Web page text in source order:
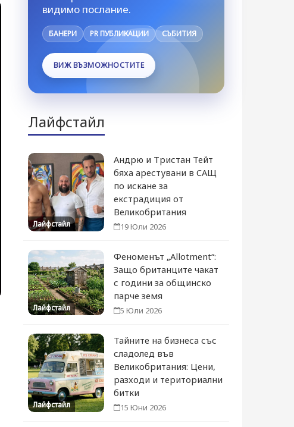
видимо послание.
БАНЕРИ PR ПУБЛИКАЦИИ СЪБИТИЯ
ВИЖ ВЪЗМОЖНОСТИТЕ
Лайфстайл
Лайфстайл
Андрю и Тристан Тейт
бяха арестувани в САЩ
по искане за
екстрадиция от
Великобритания
19 Юли 2026
Лайфстайл
Феноменът „Allotment“:
Защо британците чакат
с години за общинско
парче земя
5 Юли 2026
Лайфстайл
Тайните на бизнеса със
сладолед във
Великобритания: Цени,
разходи и териториални
битки
15 Юни 2026